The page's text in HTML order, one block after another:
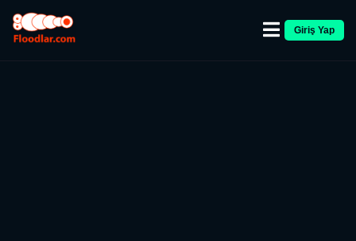
Giriş Yap